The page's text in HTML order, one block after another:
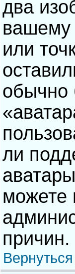
два
вашему
или
обычно
ли
можете
причин.